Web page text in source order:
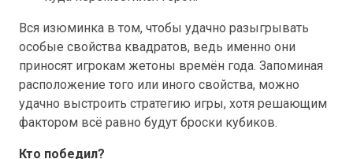
Вся изюминка в том, чтобы удачно разыгрывать
особые свойства квадратов, ведь именно они
приносят игрокам жетоны времён года. Запоминая
расположение того или иного свойства, можно
удачно выстроить стратегию игры, хотя решающим
фактором всё равно будут броски кубиков.
Кто победил?